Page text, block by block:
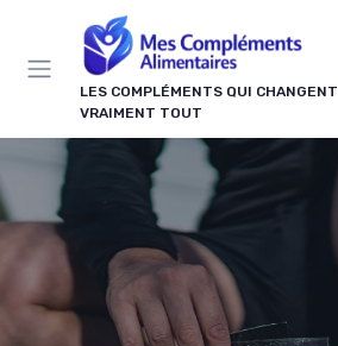
LES COMPLÉMENTS QUI CHANGENT
VRAIMENT TOUT
Panneau de gestion des cookies